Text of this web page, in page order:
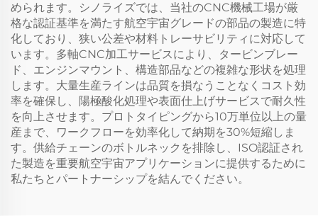
められます。シノライズでは、当社のCNC機械工場が厳
格な認証基準を満たす航空宇宙グレードの部品の製造に特
化しており、狭い公差や材料トレーサビリティに対応して
います。多軸CNC加工サービスにより、タービンブレー
ド、エンジンマウント、構造部品などの複雑な形状を処理
します。大量生産ラインは品質を損なうことなくコスト効
率を確保し、陽極酸化処理や表面仕上げサービスで耐久性
を向上させます。プロトタイピングから10万単位以上の量
産まで、ワークフローを効率化して納期を30%短縮しま
す。供給チェーンのボトルネックを排除し、ISO認証され
た製造を重要航空宇宙アプリケーションに提供するために
私たちとパートナーシップを結んでください。